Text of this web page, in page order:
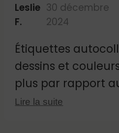
Leslie
F.
30 décembre
2024
Étiquettes
dessins et
plus par rapport
vendeurs
Lire la suite